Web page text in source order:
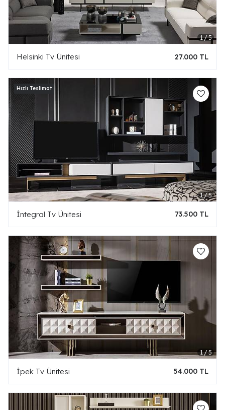
Helsinki Tv Ünitesi 27.000 TL
İntegral Tv Ünitesi 73.500 TL
İpek Tv Ünitesi 54.000 TL